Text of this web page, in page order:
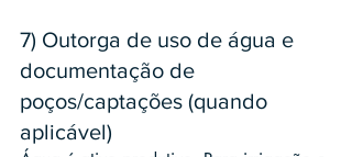
7) Outorga de uso de água e
documentação de
poços/captações (quando
aplicável)